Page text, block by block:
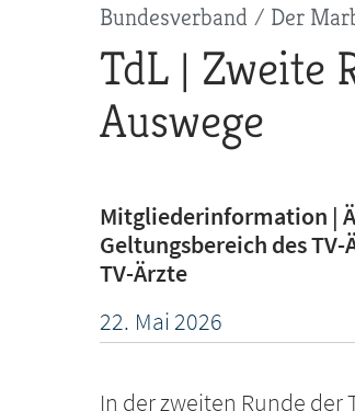
Pfadnavigation
Bundesverband Der
TdL | Zweite
Auswege
Mitgliederinformation |
Geltungsbereich des
TV-Ärzte
22. Mai2026
In der zweiten Runde